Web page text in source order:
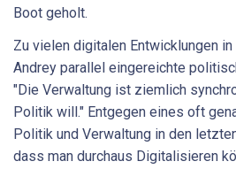
Boot geholt.
Zu vielen digitalen Entwicklungen
Andrey parallel eingereichte
"Die Verwaltung ist ziemlich
Politik will." Entgegen eines oft
Politik und Verwaltung in den
dass man durchaus Digitalisieren